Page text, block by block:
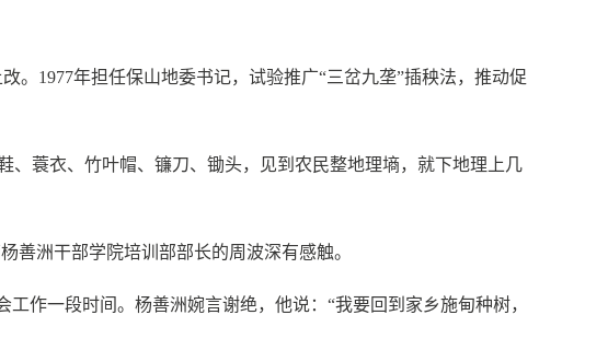
1977年担任保山地委书记，试验推广“三岔九垄”插秧法，推动促
蓑衣、竹叶帽、镰刀、锄头，见到农民整地理墒，就下地理上几
洲干部学院培训部部长的周波深有感触。
作一段时间。杨善洲婉言谢绝，他说：“我要回到家乡施甸种树，